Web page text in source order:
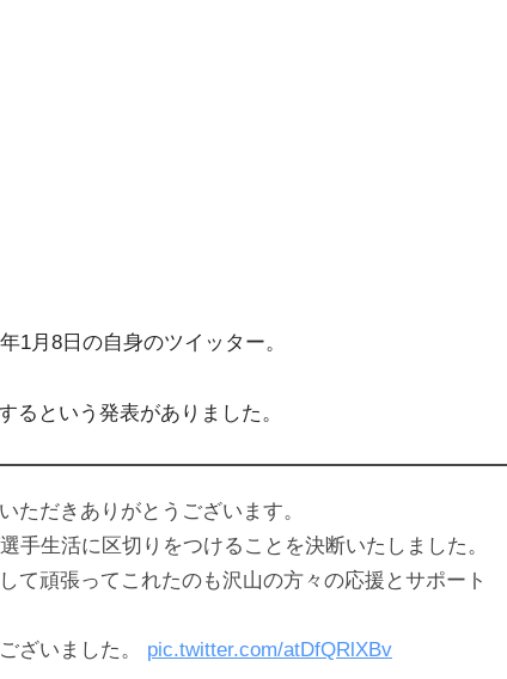
1月8日の自身のツイッター。
るという発表がありました。
ただきありがとうございます。
手生活に区切りをつけることを決断いたしました。
て頑張ってこれたのも沢山の方々の応援とサポート
ざいました。 pic.twitter.com/atDfQRlXBv